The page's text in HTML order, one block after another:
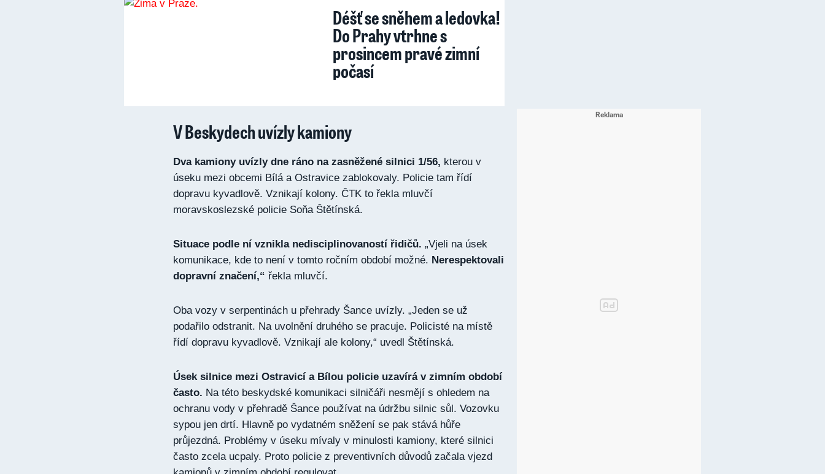
Déšť se sněhem a ledovka!
Do Prahy vtrhne s
prosincem pravé zimní
počasí
V Beskydech uvízly kamiony
Dva kamiony uvízly dne ráno na zasněžené silnici 1/56, kterou v
úseku mezi obcemi Bílá a Ostravice zablokovaly. Policie tam řídí
dopravu kyvadlově. Vznikají kolony. ČTK to řekla mluvčí
moravskoslezské policie Soňa Štětínská.
Situace podle ní vznikla nedisciplinovaností řidičů. „Vjeli na úsek
komunikace, kde to není v tomto ročním období možné. Nerespektovali
dopravní značení,“ řekla mluvčí.
Oba vozy v serpentinách u přehrady Šance uvízly. „Jeden se už
podařilo odstranit. Na uvolnění druhého se pracuje. Policisté na místě
řídí dopravu kyvadlově. Vznikají ale kolony,“ uvedl Štětínská.
Úsek silnice mezi Ostravicí a Bílou policie uzavírá v zimním období
často. Na této beskydské komunikaci silničáři nesmějí s ohledem na
ochranu vody v přehradě Šance používat na údržbu silnic sůl. Vozovku
sypou jen drtí. Hlavně po vydatném sněžení se pak stává hůře
průjezdná. Problémy v úseku mívaly v minulosti kamiony, které silnici
často zcela ucpaly. Proto policie z preventivních důvodů začala vjezd